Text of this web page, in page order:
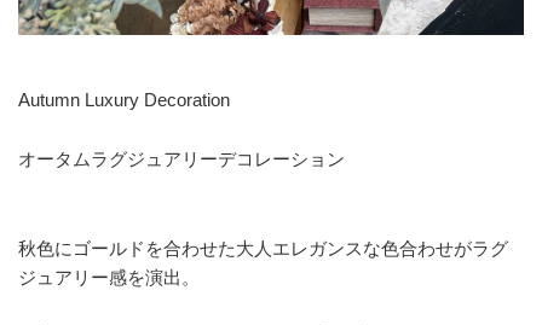
Autumn Luxury Decoration
オータムラグジュアリーデコレーション
秋色にゴールドを合わせた大人エレガンスな色合わせがラグ
ジュアリー感を演出。